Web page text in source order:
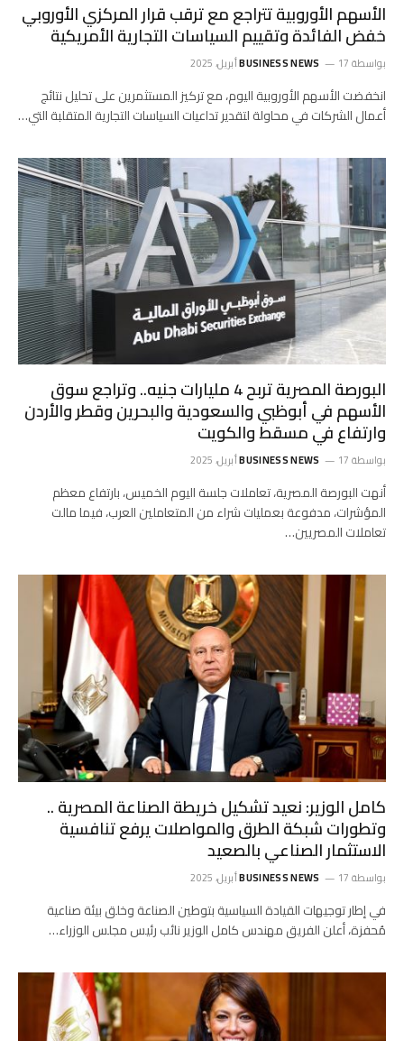
الأسهم الأوروبية تتراجع مع ترقب قرار المركزي الأوروبي
خفض الفائدة وتقييم السياسات التجارية الأمريكية
بواسطة BUSINESS NEWS 17 أبريل، 2025
انخفضت الأسهم الأوروبية اليوم، مع تركيز المستثمرين على تحليل نتائج
أعمال الشركات في محاولة لتقدير تداعيات السياسات التجارية المتقلبة التي…
البورصة المصرية تربح 4 مليارات جنيه.. وتراجع سوق
الأسهم في أبوظبي والسعودية والبحرين وقطر والأردن
وارتفاع في مسقط والكويت
بواسطة BUSINESS NEWS 17 أبريل، 2025
أنهت البورصة المصرية، تعاملات جلسة اليوم الخميس، بارتفاع معظم
المؤشرات، مدفوعة بعمليات شراء من المتعاملين العرب، فيما مالت
تعاملات المصريين…
كامل الوزير: نعيد تشكيل خريطة الصناعة المصرية ..
وتطورات شبكة الطرق والمواصلات يرفع تنافسية
الاستثمار الصناعي بالصعيد
بواسطة BUSINESS NEWS 17 أبريل، 2025
في إطار توجيهات القيادة السياسية بتوطين الصناعة وخلق بيئة صناعية
مُحفزة، أعلن الفريق مهندس كامل الوزير نائب رئيس مجلس الوزراء…